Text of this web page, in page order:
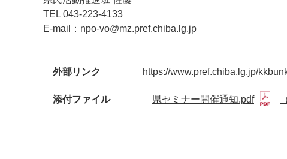
TEL 043-223-4133
E-mail：npo-vo@mz.pref.chiba.lg.jp
外部リンク https://www.pref.chiba.lg.jp/
添付ファイル 県セミナー開催通知.pdf